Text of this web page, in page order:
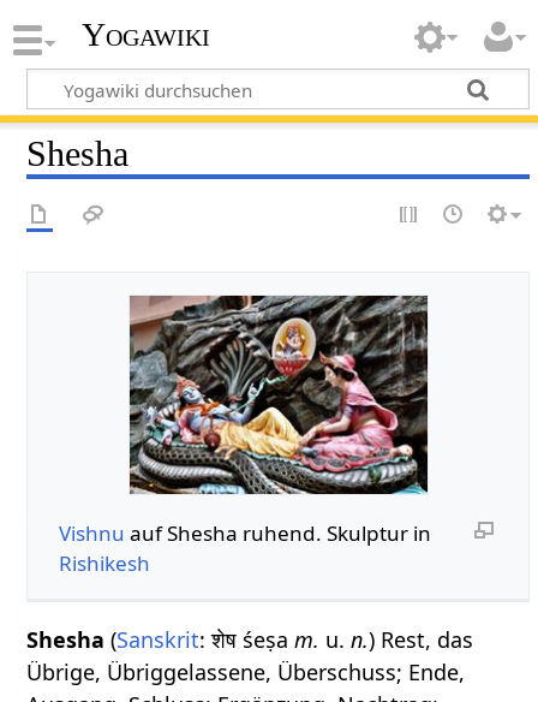
Yogawiki
Shesha
Vishnu auf Shesha ruhend. Skulptur in
Rishikesh
Shesha (Sanskrit: शेष śeṣam. u.n.) Rest, das
Übrige, Übriggelassene, Überschuss; Ende,